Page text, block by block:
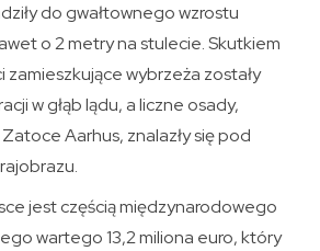
do gwałtownego wzrostu
o 2 metry na stulecie. Skutkiem
zamieszkujące wybrzeża zostały
w głąb lądu, a liczne osady,
Aarhus, znalazły się pod
jest częścią międzynarodowego
wartego 13,2 miliona euro, który